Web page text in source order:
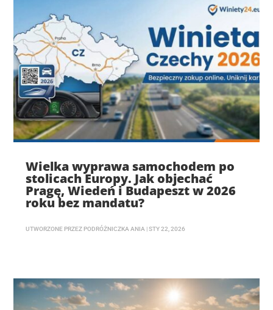
Wielka wyprawa samochodem po
stolicach Europy. Jak objechać
Pragę, Wiedeń i Budapeszt w 2026
roku bez mandatu?
UTWORZONE PRZEZ PODRÓŻNICZKA ANIA |STY 22, 2026